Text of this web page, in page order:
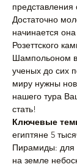
Достаточно
начинается
Розеттского
Шампольоном в
ученых до сих
миру нужны
нашего тура
стать!
Ключевые
египтяне 5
Пирамиды: для
на земле